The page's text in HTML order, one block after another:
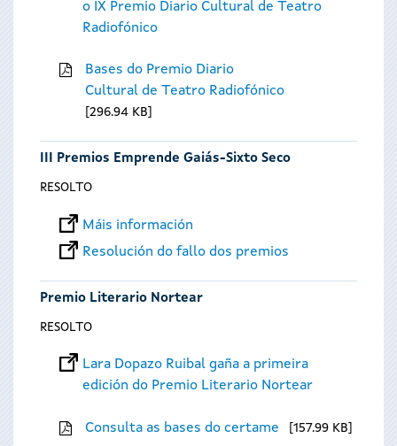
o IX Premio Diario Cultural de Teatro
Radiofónico
Bases do Premio Diario
Cultural de Teatro Radiofónico
296.94 KB
III Premios Emprende Gaiás-Sixto Seco
RESOLTO
Máis información
Resolución do fallo dos premios
Premio Literario Nortear
RESOLTO
Lara Dopazo Ruibal gaña a primeira
edición do Premio Literario Nortear
Consulta as bases do certame 157.99 KB